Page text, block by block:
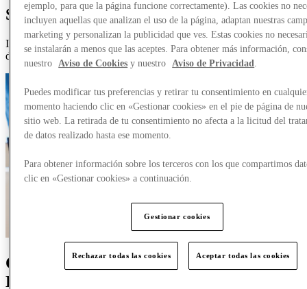
Sé parte de algo extraordinario
Infórmate sobre oportunidades para trabajar en [Nombre de la tienda
de diseñador]
Comienza tu camino con MCArthurGlen
Designer Outlets
ejemplo, para que la página funcione correctamente). Las cookies no
incluyen aquellas que analizan el uso de la página, adaptan nuestras
marketing y personalizan la publicidad que ves. Estas cookies no
se instalarán a menos que las aceptes. Para obtener más información,
nuestro
Aviso de Cookies y nuestro Aviso de Privacidad.
Puedes modificar tus preferencias y retirar tu consentimiento en
momento haciendo clic en «Gestionar cookies» en el pie de página de
sitio web. La retirada de tu consentimiento no afecta a la licitud del
de datos realizado hasta ese momento.
Para obtener información sobre los terceros con los que compartimos
clic en «Gestionar cookies» a continuación.
Gestionar cookies
Rechazar todas las cookies Aceptar todas las cookies